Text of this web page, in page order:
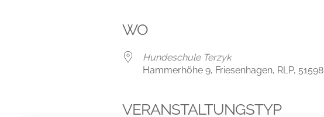
WO
Hundeschule Terzyk
Hammerhöhe 9, Friesenhagen, RLP, 51598
VERANSTALTUNGSTYP